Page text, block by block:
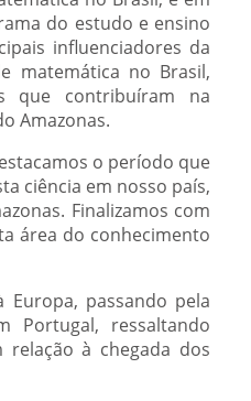
do estudo e ensino
influenciadores da
matemática no Brasil,
que contribuíram na
Amazonas.
o período que
ciência em nosso país,
Finalizamos com
área do conhecimento
passando pela
Portugal, ressaltando
à chegada dos